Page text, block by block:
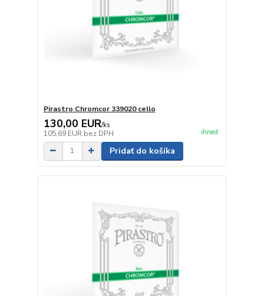
Pirastro Chromcor 339020 cello
130,00 EUR/ks
105,69 EUR bez DPH ihneď
Pridať do košíka